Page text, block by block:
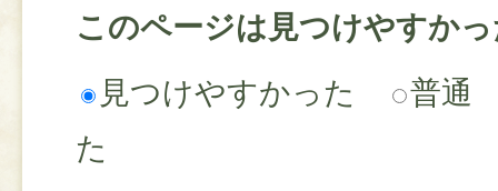
このページは見つけやすか
見つけやすかった
普通
た